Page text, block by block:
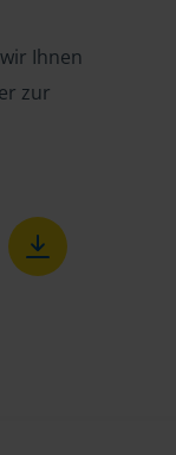
Ihnen
zur